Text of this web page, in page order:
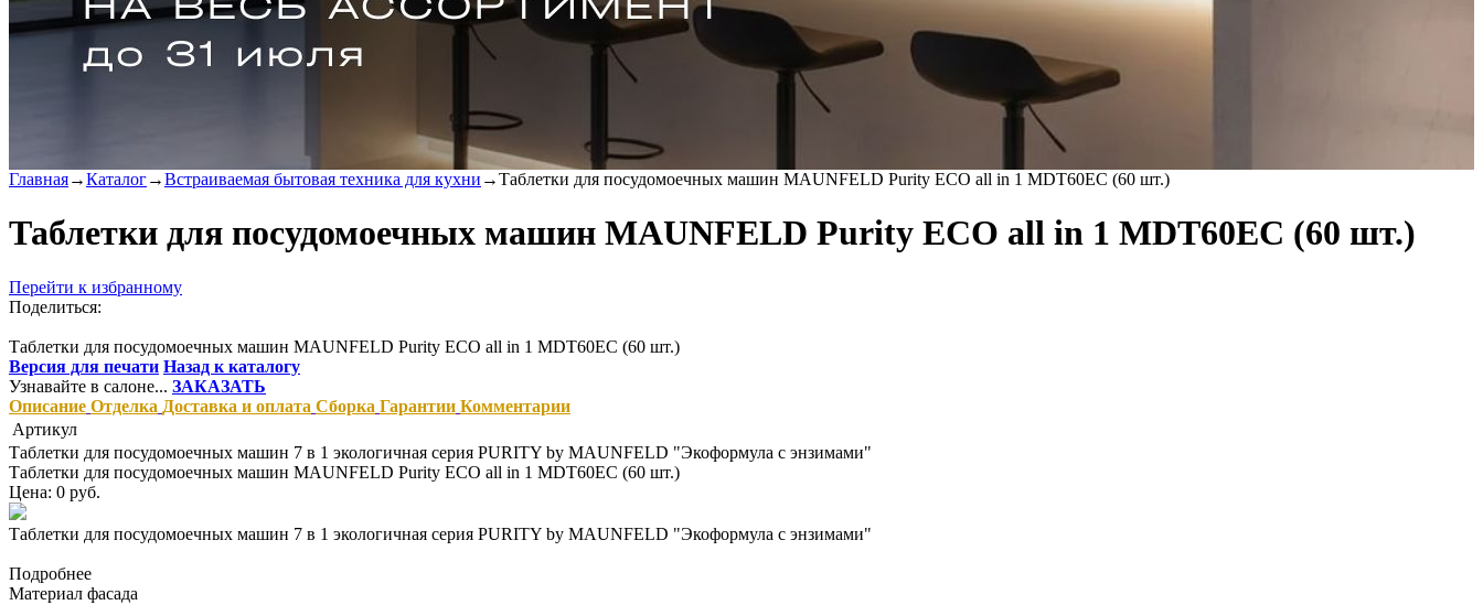
Главная→Каталог→Встраиваемая бытовая техника для кухни →Таблетки для посудомоечных машин MAUNFELD Purity ECO all in 1 MDT60EC (60 шт.)
Таблетки для посудомоечных машин MAUNFELD Purity ECO all in 1 MDT60EC (60 шт.)
Перейти к избранному
Поделиться:
Таблетки для посудомоечных машин MAUNFELD Purity ECO all in 1 MDT60EC (60 шт.)
Версия для печати Назад к каталогу
Узнавайте в салоне... ЗАКАЗАТЬ
Описание Отделка Доставка и оплата Сборка Гарантии Комментарии
Артикул
Таблетки для посудомоечных машин 7 в 1 экологичная серия PURITY by MAUNFELD "Экоформула с энзимами"
Таблетки для посудомоечных машин MAUNFELD Purity ECO all in 1 MDT60EC (60 шт.)
Цена: 0 руб.
Таблетки для посудомоечных машин 7 в 1 экологичная серия PURITY by MAUNFELD "Экоформула с энзимами"
Подробнее
Материал фасада